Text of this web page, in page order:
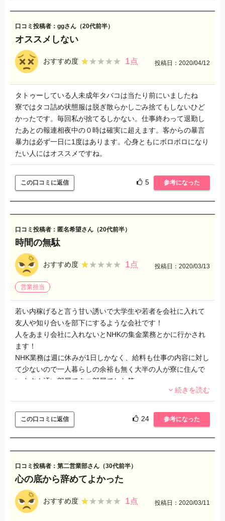
金銭面では派遣としての収入が少ない為、社員同士とかでル
ームシェアをして、それでも金が足りず電気とか停められて1
ヵ月以上風呂に入ない時もありました。今となっては良い思
い出です(みんなで公園とかで髪洗ったりしてました笑)
食事はもやしやカップ麺が主でしたね。たまに上司の方がお
た。
社内の年齢層は10代後半から20代前半で大学生が多く中でも
洗脳された大学生は大学を辞めてまで派遣をやる人も居まし
たね。
勧誘で入って来る人も結構居ましたが、途中で仕組みに気付
この経験のおかげで強いメンタルを身につけて今現在はある
程度稼げてるので、その点は入社して良かったと思います。
口コミ投稿者：ggさん（20代前半）
オススメしない
おすすめ度 ★★★★★
★★★★★ 1点 投稿日：2020/04/12
タトゥーしている人未成年タバコは当たり前にいましたね
寮ではタコ詰め状態服は脱ぎ散らかしごみ捨てもしないひど
かったです。毎回私が捨てるしかない。仕事終わって退勤し
たあとの報連相夜中の０時は確実に超えます。客からの暴言
暴力は必ず一日に1度はあります。心身ともにボロボロになり
たい人にはオススメですね。
この口コミに返信 5 参考になった
口コミ投稿者：匿名希望さん（20代前半）
時間の無駄
おすすめ度 ★★★★★
★★★★★ 1点 投稿日：2020/03/13
営業担当
若い内稼げると言う甘い誘いで大学生や若者を会社に入れて
友人や知り合いを部下にするような会社です！
人をあまり会社に入れないとNHKの集金業務とかに行かされ
ます！
NHK業務は週に休みが1日しかなく、給料も仕事の内容に対し
て少ないので一人暮らしの余裕も無く大半の人が寮に住んで
います！汚い部屋でタコ部屋でした笑
もちろん休みの日も被るのでプライベートも糞もありませ
ん！人の入れ替わりも激しいので3年ぐらい続けている人が古
株みたいな感じになります！
正直時間も無くお金も全く稼げません！時間の無駄なので
オススメ出来ません！
続きを読む
この口コミに返信 24 参考になった
口コミ投稿者：第二営業部さん（30代前半）
心の底から辞めてよかった
おすすめ度 ★★★★★
★★★★★ 1点 投稿日：2020/03/11